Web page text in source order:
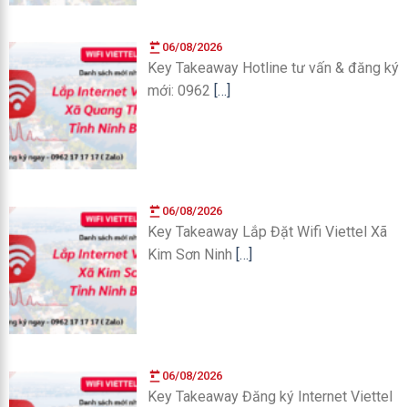
06/08/2026
Key Takeaway Hotline tư vấn & đăng ký
mới: 0962 […]
06/08/2026
Key Takeaway Lắp Đặt Wifi Viettel Xã
Kim Sơn Ninh […]
06/08/2026
Key Takeaway Đăng ký Internet Viettel